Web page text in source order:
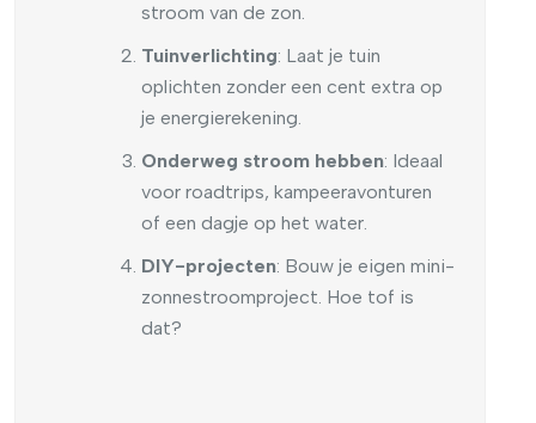
stroom van de zon.
Tuinverlichting: Laat je tuin
oplichten zonder een cent extra op
je energierekening.
Onderweg stroom hebben: Ideaal
voor roadtrips, kampeeravonturen
of een dagje op het water.
DIY-projecten: Bouw je eigen mini-
zonnestroomproject. Hoe tof is
dat?